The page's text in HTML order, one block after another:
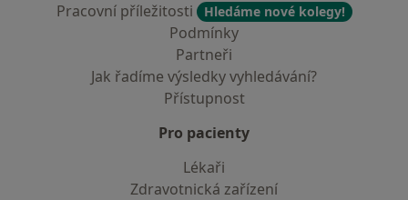
Pracovní příležitosti
Hledáme nové kolegy!
Podmínky
Partneři
Jak řadíme výsledky vyhledávání?
Přístupnost
Pro pacienty
Lékaři
Zdravotnická zařízení